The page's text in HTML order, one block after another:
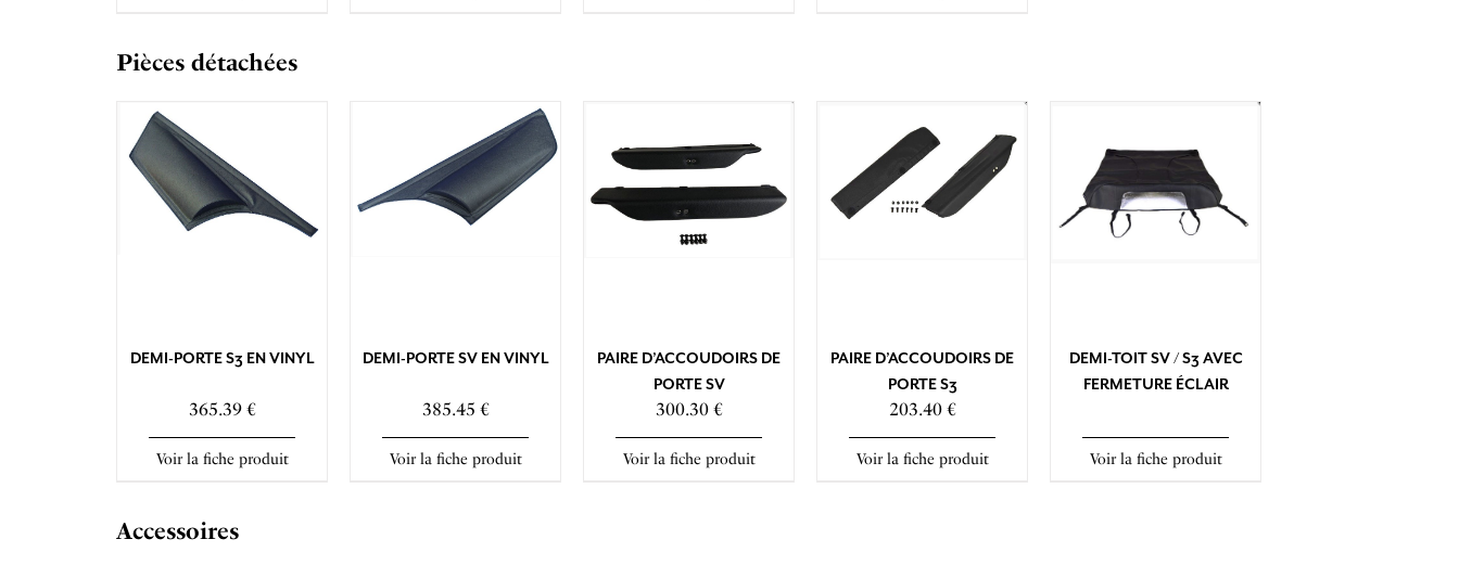
Pièces détachées
DEMI-PORTE S3 EN VINYL
365.39 €
Voir la fiche produit
DEMI-PORTE SV EN VINYL
385.45 €
Voir la fiche produit
PAIRE D’ACCOUDOIRS DE
PORTE SV
300.30 €
Voir la fiche produit
PAIRE D’ACCOUDOIRS DE
PORTE S3
203.40 €
Voir la fiche produit
DEMI-TOIT SV / S3 AVEC
FERMETURE ÉCLAIR
Voir la fiche produit
Accessoires